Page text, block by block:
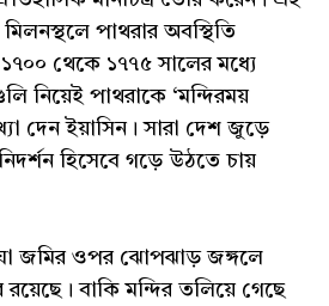
মিলনস্থলে পাথরার অবস্থিতি
থেকে ১৭৭৫ সালের মধ্যে
নিয়েই পাথরাকে ‘মন্দিরময়
দেন ইয়াসিন। সারা দেশ জুড়ে
নিদর্শন হিসেবে গড়ে উঠতে চায়
জমির ওপর ঝোপঝাড় জঙ্গলে
রয়েছে। বাকি মন্দির তলিয়ে গেছে